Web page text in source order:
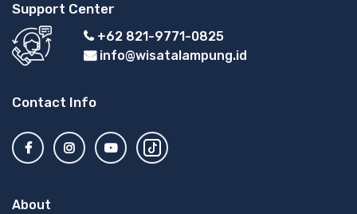
Support Center
+62 821-9771-0825
info@wisatalampung.id
Contact Info
About